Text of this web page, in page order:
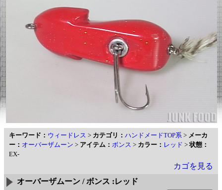
キーワード： ウィードレス > カテゴリ： ハンドメードTOP系 > メーカ
ー： オーバーザムーン > アイテム： ボンス > カラー： レッド >状態：
EX-
カゴを見る
オーバーザムーン / ボンス :レッド